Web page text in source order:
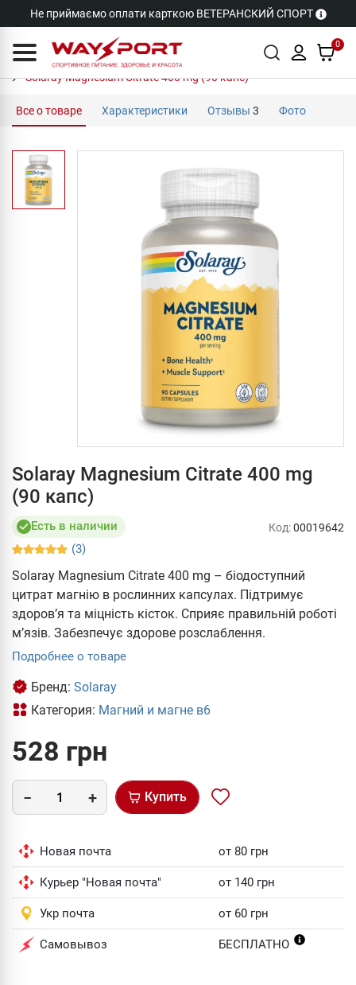
Не приймаємо оплати карткою ВЕТЕРАНСКИЙ СПОРТ
0
Solaray Magnesium Citrate 400 mg (90 капс)
Все о товаре Характеристики Отзывы 3 Фото
Solaray Magnesium Citrate 400 mg
(90 капс)
Есть в наличии
(3)
Код:00019642
Solaray Magnesium Citrate 400 mg – біодоступний
цитрат магнію в рослинних капсулах. Підтримує
здоров’я та міцність кісток. Сприяє правильній роботі
м’язів. Забезпечує здорове розслаблення.
Подробнее о товаре
Бренд: Solaray
Категория: Магний и магне в6
528 грн
Купить
Новая почта от 80 грн
Курьер "Новая почта" от 140 грн
Укр почта от 60 грн
Самовывоз БЕСПЛАТНО